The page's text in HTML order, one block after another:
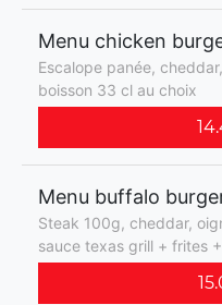
Menu chicken
Escalope panée,
boisson 33 cl au choix
Menu buffalo
Steak 100g, cheddar,
sauce texas grill + frites